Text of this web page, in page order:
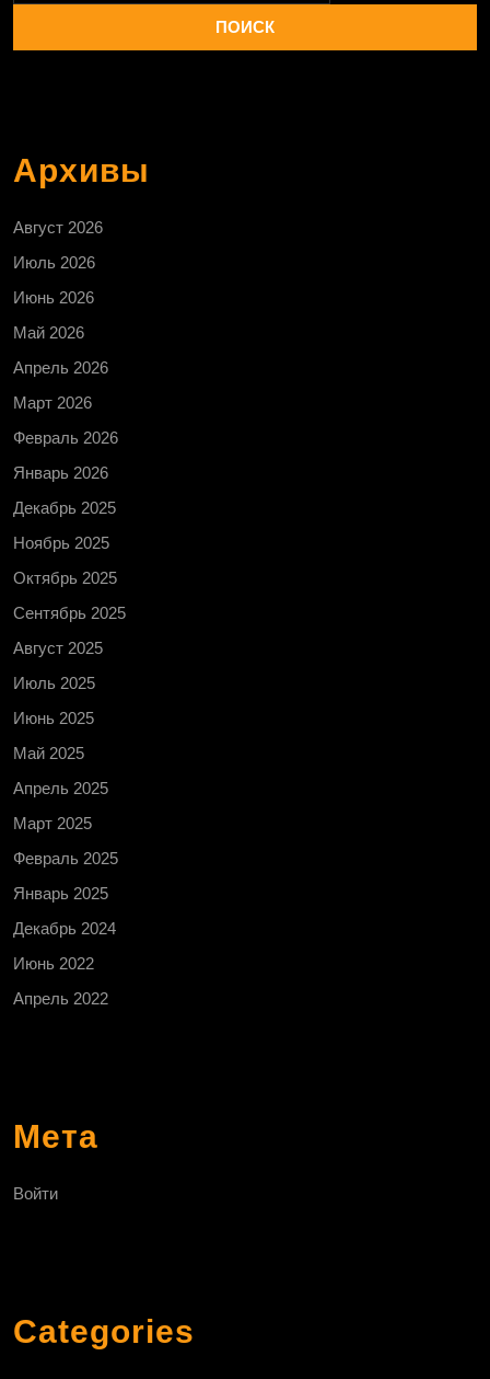
Архивы
Август 2026
Июль 2026
Июнь 2026
Май 2026
Апрель 2026
Март 2026
Февраль 2026
Январь 2026
Декабрь 2025
Ноябрь 2025
Октябрь 2025
Сентябрь 2025
Август 2025
Июль 2025
Июнь 2025
Май 2025
Апрель 2025
Март 2025
Февраль 2025
Январь 2025
Декабрь 2024
Июнь 2022
Апрель 2022
Мета
Войти
Categories